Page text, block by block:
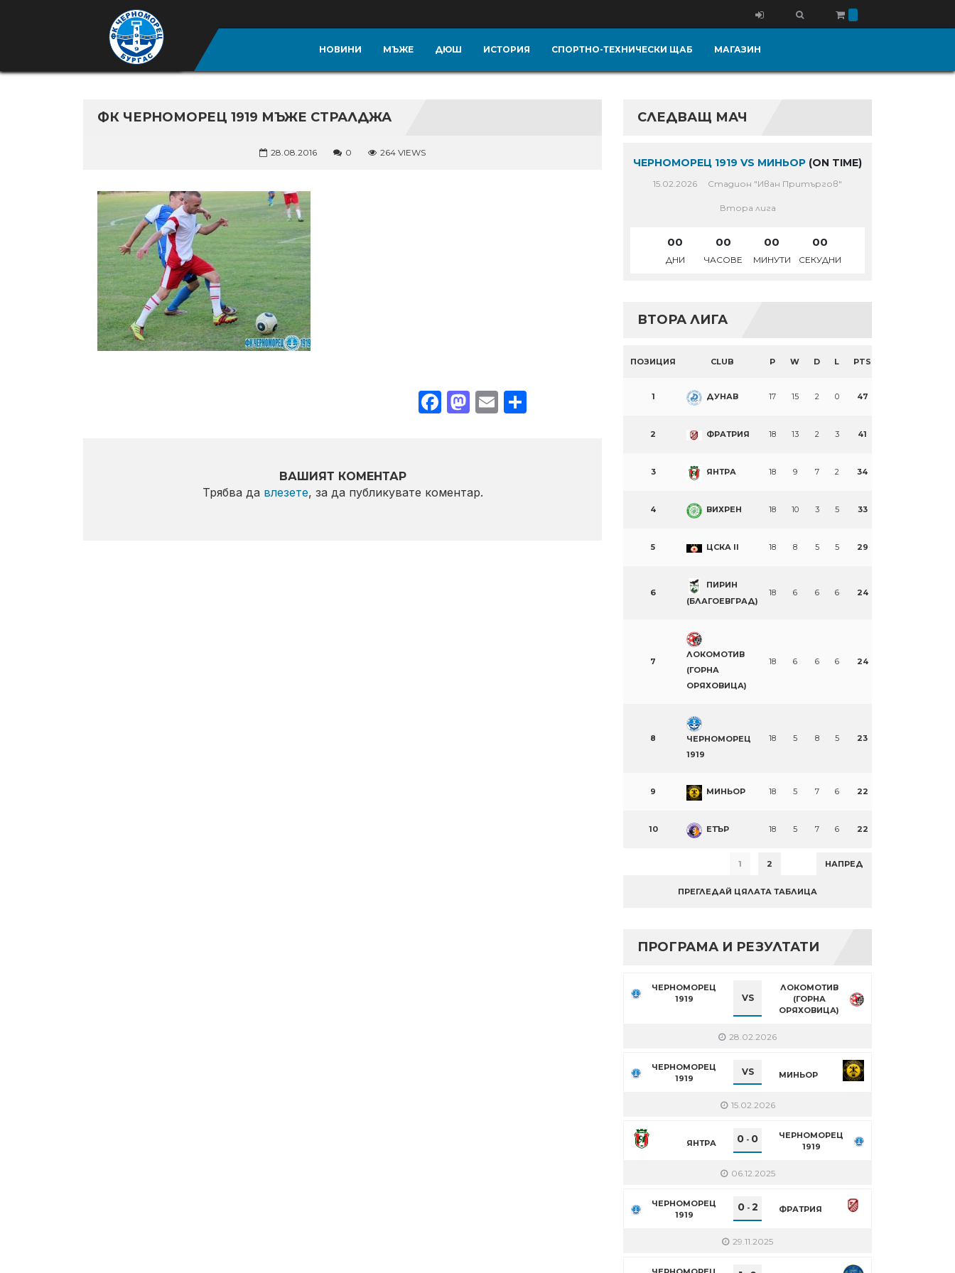
НОВИНИ МЪЖЕ ДЮШ ИСТОРИЯ СПОРТНО-ТЕХНИЧЕСКИ ЩАБ МАГАЗИН
ФК ЧЕРНОМОРЕЦ 1919 МЪЖЕ СТРАЛДЖА
28.08.2016 0 264 VIEWS
Facebook
Mastodon
EmailShare
ВАШИЯТ КОМЕНТАР
Трябва да влезете, за да публикувате коментар.
СЛЕДВАЩ МАЧ
ЧЕРНОМОРЕЦ 1919 VS МИНЬОР (ON TIME)
15.02.2026 Стадион "Иван Притъргов"
Втора лига
00
ДНИ
00
ЧАСОВЕ
00
МИНУТИ
00
СЕКУДНИ
ВТОРА ЛИГА
ПОЗИЦИЯ CLUB P W D L PTS
1 ДУНАВ 17 15 2 0 47
2 ФРАТРИЯ 18 13 2 3 41
3 ЯНТРА 18 9 7 2 34
4 ВИХРЕН 18 10 3 5 33
5 ЦСКА II 18 8 5 5 29
6
ПИРИН
(БЛАГОЕВГРАД)
18 6 6 6 24
7
ЛОКОМОТИВ
(ГОРНА
ОРЯХОВИЦА)
18 6 6 6 24
8
ЧЕРНОМОРЕЦ
1919
18 5 8 5 23
9 МИНЬОР 18 5 7 6 22
10 ЕТЪР 18 5 7 6 22
1 2 НАПРЕД
ПРЕГЛЕДАЙ ЦЯЛАТА ТАБЛИЦА
ПРОГРАМА И РЕЗУЛТАТИ
ЧЕРНОМОРЕЦ
1919
VS
ЛОКОМОТИВ
(ГОРНА
ОРЯХОВИЦА)
28.02.2026
ЧЕРНОМОРЕЦ
1919
VS МИНЬОР
15.02.2026
ЯНТРА 0 - 0
ЧЕРНОМОРЕЦ
1919
06.12.2025
ЧЕРНОМОРЕЦ
1919
0- 2 ФРАТРИЯ
29.11.2025